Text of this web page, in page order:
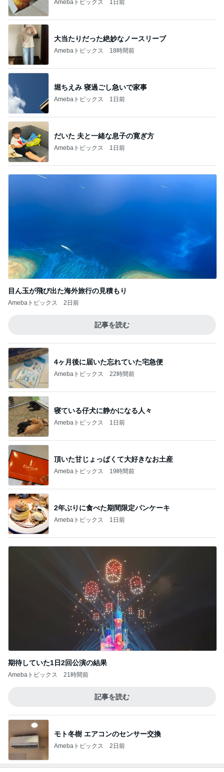
Amebaトピックス 1日前
大当たりだった絶妙なノースリーブ
Amebaトピックス 18時間前
堀ちえみ 寝過ごし急いで家事
Amebaトピックス 1日前
だいた 夫と一緒な息子の寛ぎ方
Amebaトピックス 1日前
目ん玉が飛び出た海外旅行の見積もり
Amebaトピックス 2日前
記事を読む
4ヶ月後に届いた忘れていた宅急便
Amebaトピックス 22時間前
寝ている仔犬に静かになる人々
Amebaトピックス 1日前
頂いた甘じょっぱくて大好きなお土産
Amebaトピックス 19時間前
2年ぶりに食べた期間限定パンケーキ
Amebaトピックス 1日前
期待していた1日2回公演の結果
Amebaトピックス 21時間前
記事を読む
モト冬樹 エアコンのセンサー交換
Amebaトピックス 2日前